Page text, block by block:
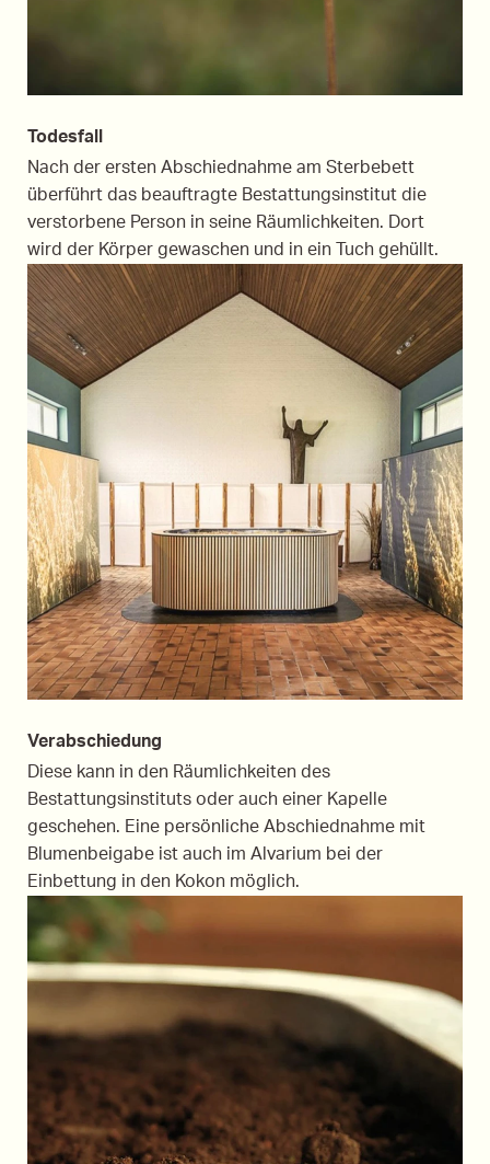
Todesfall
Nach der ersten Abschiednahme am Sterbebett
überführt das beauftragte Bestattungsinstitut die
verstorbene Person in seine Räumlichkeiten. Dort
wird der Körper gewaschen und in ein Tuch gehüllt.
Verabschiedung
Diese kann in den Räumlichkeiten des
Bestattungsinstituts oder auch einer Kapelle
geschehen. Eine persönliche Abschiednahme mit
Blumenbeigabe ist auch im Alvarium bei der
Einbettung in den Kokon möglich.